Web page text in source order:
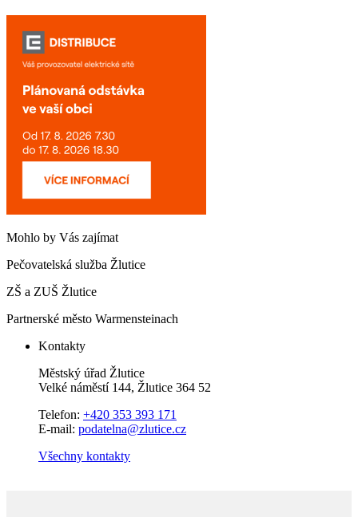
Mohlo by Vás zajímat
Pečovatelská služba Žlutice
ZŠ a ZUŠ Žlutice
Partnerské město Warmensteinach
Kontakty
Městský úřad Žlutice
Velké náměstí 144, Žlutice 364 52
Telefon: +420 353 393 171
E-mail: podatelna@zlutice.cz
Všechny kontakty